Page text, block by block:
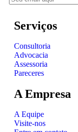
Serviços
Consultoria
Advocacia
Assessoria
Pareceres
A Empresa
A Equipe
Visite-nos